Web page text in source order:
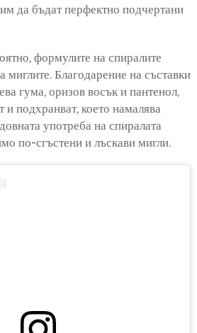
да бъдат перфектно подчертани
формулите на спиралите
миглите. Благодарение на съставки
гума, оризов восък и пантенол,
и подхранват, което намалява
употреба на спиралата
по-сгъстени и лъскави мигли.